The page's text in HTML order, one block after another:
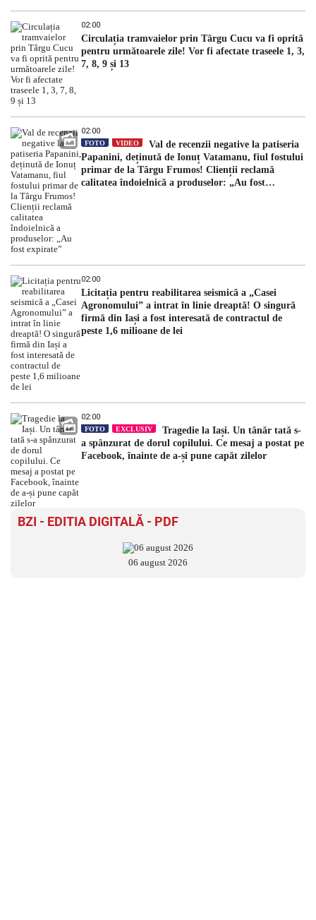
02:00
Circulația tramvaielor prin Târgu Cucu va fi oprită
pentru următoarele zile! Vor fi afectate traseele 1, 3,
7, 8, 9 și 13
02:00
FOTO VIDEO
Val de recenzii negative la patiseria
Papanini, deținută de Ionuț Vatamanu, fiul fostului
primar de la Târgu Frumos! Clienții reclamă
calitatea îndoielnică a produselor: „Au fost
02:00
Licitația pentru reabilitarea seismică a „Casei
Agronomului” a intrat în linie dreaptă! O singură
firmă din Iași a fost interesată de contractul de
peste 1,6 milioane de lei
02:00
FOTO EXCLUSIV
Tragedie la Iași. Un tânăr tată s-
a spânzurat de dorul copilului. Ce mesaj a postat pe
Facebook, înainte de a-și pune capăt zilelor
BZI - EDITIA DIGITALĂ - PDF
06 august 2026